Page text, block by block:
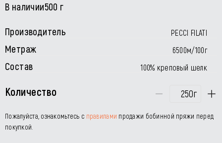
В наличии500 г
Производитель PECCI FILATI
Метраж 6500м/100г
Состав 100% креповый шелк
Количество г
Пожалуйста, ознакомьтесь с правилами продажи бобинной пряжи перед
покупкой.